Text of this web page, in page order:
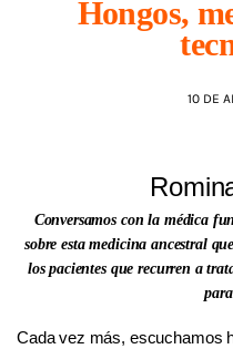
Hongos,
10 DE
Conversamos con la médica
sobre esta medicina ancestral
los pacientes que recurren a
Cada vez más, escuchamos